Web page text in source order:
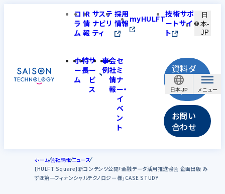
日本-JP
コ
ラ
ム
IR
情
報
サステ
ナビリ
ティ
採用
情報myHULFT技術サポ
ートサイ
ト
日
本-
JP
ホ
ー
ム
特
長
サ
ー
ビ
ス
事
例
会
社
情
報
セ
ミ
ナ
ー・
イ
ベ
ン
ト
資料ダ
ウンロ
ード
お問い
合わせ
ホーム会社情報ニュース
【HULFT Square】新コンテンツ公開「金融データ活用推進協会 企画出版 み
ずほ第一フィナンシャルテクノロジー様」CASE STUDY